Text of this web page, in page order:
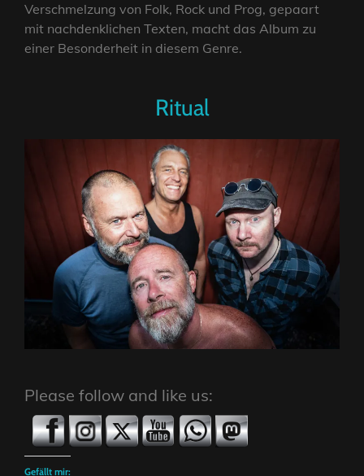
Verschmelzung von Folk, Rock und Prog, gepaart
mit nachdenklichen Texten, macht das Album zu
einer Besonderheit in diesem Genre.
Ritual
Please follow and like us:
Gefällt mir: